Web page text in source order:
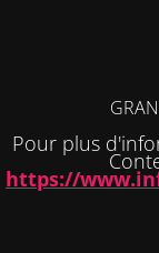
Pour plus
https://